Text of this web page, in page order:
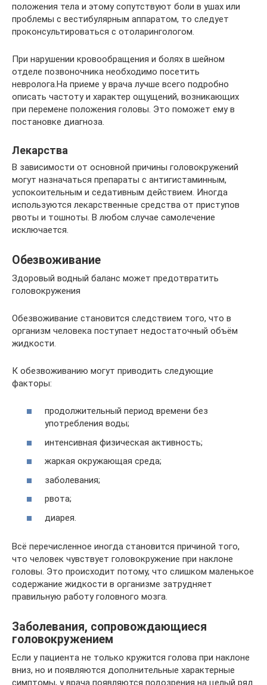
положения тела и этому сопутствуют боли в ушах или
проблемы с вестибулярным аппаратом, то следует
проконсультироваться с отоларингологом.
При нарушении кровообращения и болях в шейном
отделе позвоночника необходимо посетить
невролога.На приеме у врача лучше всего подробно
описать частоту и характер ощущений, возникающих
при перемене положения головы. Это поможет ему в
постановке диагноза.
Лекарства
В зависимости от основной причины головокружений
могут назначаться препараты с антигистаминным,
успокоительным и седативным действием. Иногда
используются лекарственные средства от приступов
рвоты и тошноты. В любом случае самолечение
исключается.
Обезвоживание
Здоровый водный баланс может предотвратить
головокружения
Обезвоживание становится следствием того, что в
организм человека поступает недостаточный объём
жидкости.
К обезвоживанию могут приводить следующие
факторы:
продолжительный период времени без
употребления воды;
интенсивная физическая активность;
жаркая окружающая среда;
заболевания;
рвота;
диарея.
Всё перечисленное иногда становится причиной того,
что человек чувствует головокружение при наклоне
головы. Это происходит потому, что слишком маленькое
содержание жидкости в организме затрудняет
правильную работу головного мозга.
Заболевания, сопровождающиеся
головокружением
Если у пациента не только кружится голова при наклоне
вниз, но и появляются дополнительные характерные
симптомы, у врача появляются подозрения на целый ряд